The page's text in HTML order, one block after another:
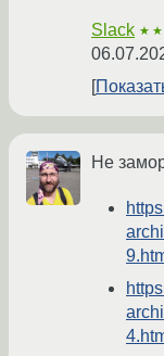
Slack
Не